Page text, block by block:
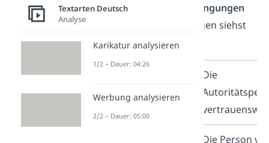
ist, muss es einige
Bedingungen
erfüllen. Alle Bedingungen siehst
du im Folgenden:
Die
Die Person
Textarten Deutsch
Analyse
Karikatur analysieren
1/2 – Dauer: 04:26
Werbung analysieren
2/2 – Dauer: 05:00